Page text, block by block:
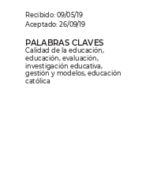
Recibido: 09/05/19
Aceptado: 26/09/19
PALABRAS CL AVES
Calidad de la educación,
educación, evaluación,
investigación educativa,
gestión y modelos, educación
católica